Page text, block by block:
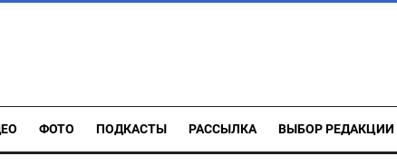
ФОТО ПОДКАСТЫ РАССЫЛКА ВЫБОР РЕДАКЦИИ